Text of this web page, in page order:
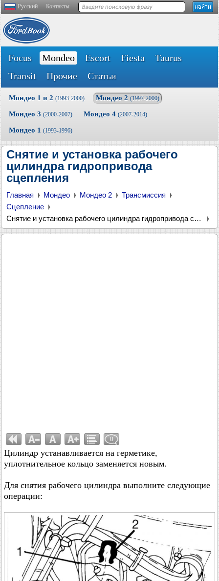
Русский Контакты
Focus Mondeo Escort Fiesta
Taurus
Transit
Прочие Статьи
Мондео 1 и 2 (1993-2000) Мондео 2 (1997-2000)
Мондео 3 (2000-2007) Мондео 4 (2007-2014)
Мондео 1 (1993-1996)
Снятие и установка рабочего
цилиндра гидропривода
сцепления
Главная Мондео Мондео 2
Трансмиссия
Сцепление
Снятие и установка рабочего цилиндра гидропривода сцепления
0
Цилиндр устанавливается на герметике,
уплотнительное кольцо заменяется новым.
Для снятия рабочего цилиндра выполните следующие
операции: